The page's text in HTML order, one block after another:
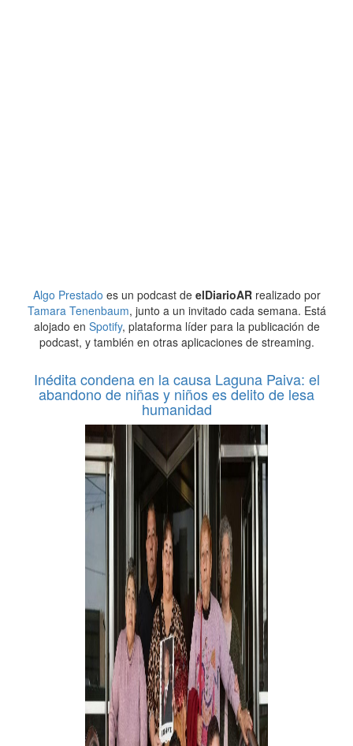
Algo Prestado es un podcast de elDiarioARrealizado por
Tamara Tenenbaum, junto a un invitado cada semana. Está
alojado en Spotify, plataforma líder para la publicación de
podcast, y también en otras aplicaciones de streaming.
Inédita condena en la causa Laguna Paiva: el
abandono de niñas y niños es delito de lesa
humanidad